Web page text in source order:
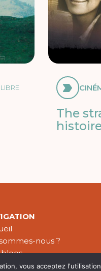
The
nous ?
vous acceptez